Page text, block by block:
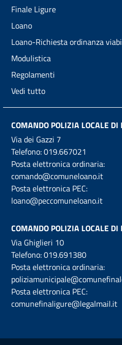
Finale Ligure
Loano
Loano-Richiesta ordinanza
Modulistica
Regolamenti
Vedi tutto
COMANDO POLIZIA LOCALE DI
Via dei Gazzi 7
Telefono:019.667021
Posta elettronica ordinaria:
comando@comuneloano.it
Posta elettronica PEC:
loano@peccomuneloano.it
COMANDO POLIZIA LOCALE
Via Ghiglieri 10
Telefono:019.691380
Posta elettronica ordinaria:
Posta elettronica PEC:
comunefinaligure@legalmail.it